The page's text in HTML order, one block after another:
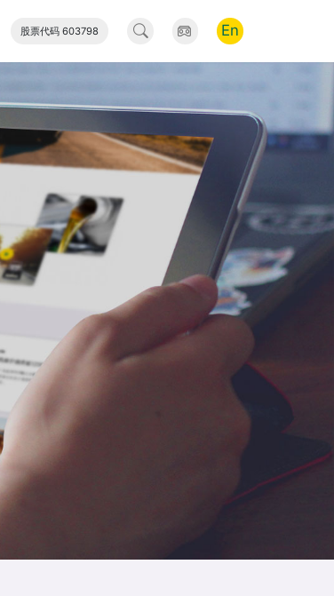
新能源 网上商城
股票代码 603798 En